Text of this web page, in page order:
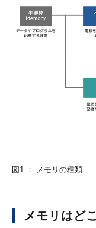
図1 ： メモリの種類
メモリはど